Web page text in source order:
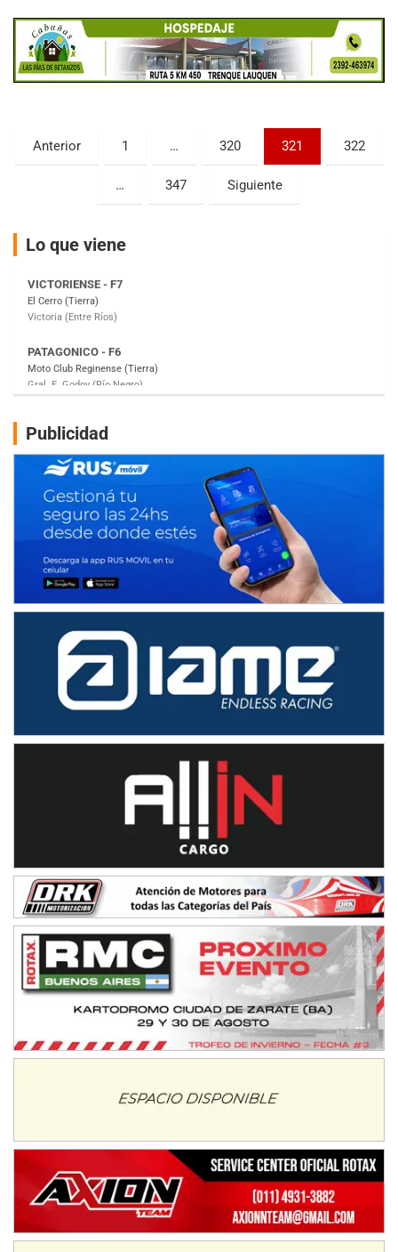
Paginación
de
entradas
Anterior 1 … 320 321 322
… 347 Siguiente
Lo que viene
IAME SERIES ARGENTINA 6
Ramiro Tot (Asfalto)
Baradero (Buenos Aires)
KDO - F6
ENTRERRIANO - F6 (POSTERGADA)
Villaguay (Entre Ríos)
El Cerro (Tierra)
Victoria (Entre Ríos)
PATAGONICO - F6
Moto Club Reginense (Tierra)
Gral. E. Godoy (Río Negro)
CSK - F7
Juventud Unida (Tierra)
Humboldt (Santa Fe)
NORESTE SANTAFESINO - F6
Ciudad de Avellaneda (Asfalto)
Avellaneda (Santa Fe)
SUR SANTAFESINO - F4
José Samuel Sánchez (Tierra)
Rufino (Santa Fe)
TUCUMANO - F5
Juan Navarro (Asfalto)
El Timbó (Tucumán)
08/09-AGO
IAME SERIES ARGENTINA 6
Ramiro Tot (Asfalto)
Baradero (Buenos Aires)
KDO - F6
Ciudad de Trenque Lauquen (Asfalto)
Trenque Lauquen (Buenos Aires)
ENTRERRIANO - F6 (POSTERGADA)
Parque de la Velocidad (Asfalto)
VICTORIENSE - F7
El Cerro (Tierra)
Victoria (Entre Ríos)
PATAGONICO - F6
Moto Club Reginense (Tierra)
Gral. E. Godoy (Río Negro)
Humboldt (Santa Fe)
Ciudad de Avellaneda (Asfalto)
SUR SANTAFESINO - F4
Rufino (Santa Fe)
TUCUMANO - F5
Juan Navarro (Asfalto)
Publicidad